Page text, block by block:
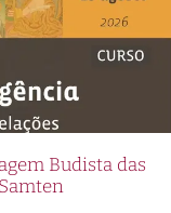
Budista das